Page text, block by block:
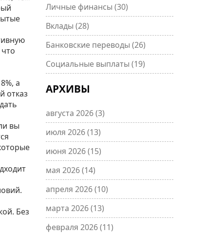
а
отказ
вы
Без
Личные финансы (30)
Вклады (28)
Банковские переводы (26)
Социальные выплаты (19)
АРХИВЫ
августа 2026(3)
июля 2026(13)
июня 2026(15)
мая 2026(14)
апреля 2026(10)
марта 2026(13)
февраля 2026(11)